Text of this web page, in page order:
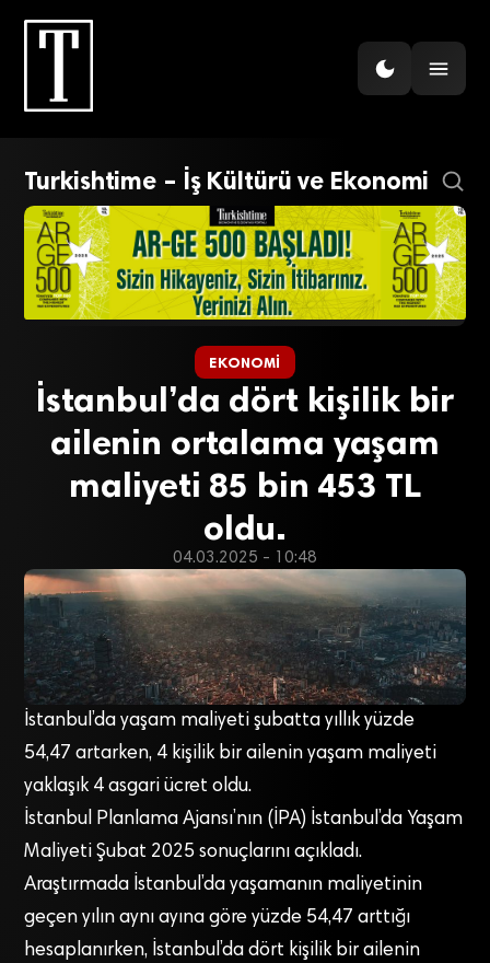
Turkishtime – İş Kültürü ve Ekonomi
EKONOMI
İstanbul’da dört kişilik bir
ailenin ortalama yaşam
maliyeti 85 bin 453 TL
oldu.
04.03.2025 - 10:48
İstanbul’da yaşam maliyeti şubatta yıllık yüzde
54,47 artarken, 4 kişilik bir ailenin yaşam maliyeti
yaklaşık 4 asgari ücret oldu.
İstanbul Planlama Ajansı’nın (İPA) İstanbul’da Yaşam
Maliyeti Şubat 2025 sonuçlarını açıkladı.
Araştırmada İstanbul’da yaşamanın maliyetinin
geçen yılın aynı ayına göre yüzde 54,47 arttığı
hesaplanırken, İstanbul’da dört kişilik bir ailenin